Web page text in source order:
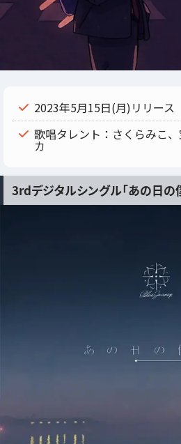
2023年5月15日(月)リリース
歌唱タレント：さくらみこ
カ
3rdデジタルシングル「あの日の